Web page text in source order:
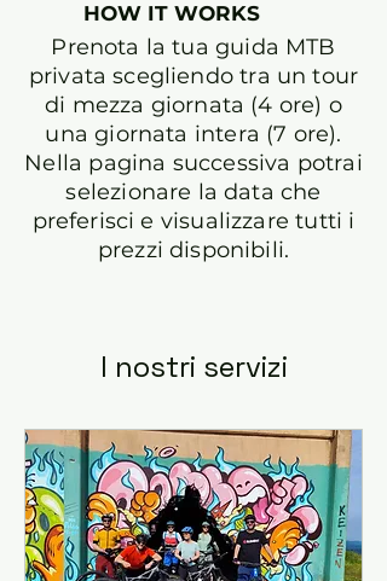
HOW IT WORKS
Prenota la tua guida MTB
privata scegliendo tra un tour
di mezza giornata (4 ore) o
una giornata intera (7 ore).
Nella pagina successiva potrai
selezionare la data che
preferisci e visualizzare tutti i
prezzi disponibili.
I nostri servizi